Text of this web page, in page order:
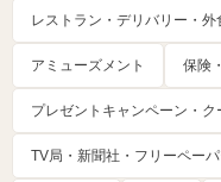
レストラン・デリバリー・外
アミューズメント 保険
プレゼントキャンペーン・ク
TV局・新聞社・フリーペー